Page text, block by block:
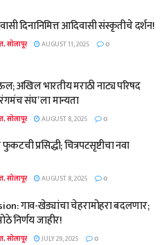
दिनानिमित्त आदिवासी संस्कृतीचे दर्शन!
सोलापूर AUGUST 11, 2025 0
अखिल भारतीय मराठी नाट्य परिषद
संघ’ ला मान्यता
सोलापूर AUGUST 8, 2025 0
प्रसिद्धी; चित्रपटसृष्टीचा नवा
सोलापूर AUGUST 8, 2025 0
गाव-खेड्यांचा चेहरामोहरा बदलणार;
निर्णय जाहीर!
सोलापूर JULY 29, 2025 0